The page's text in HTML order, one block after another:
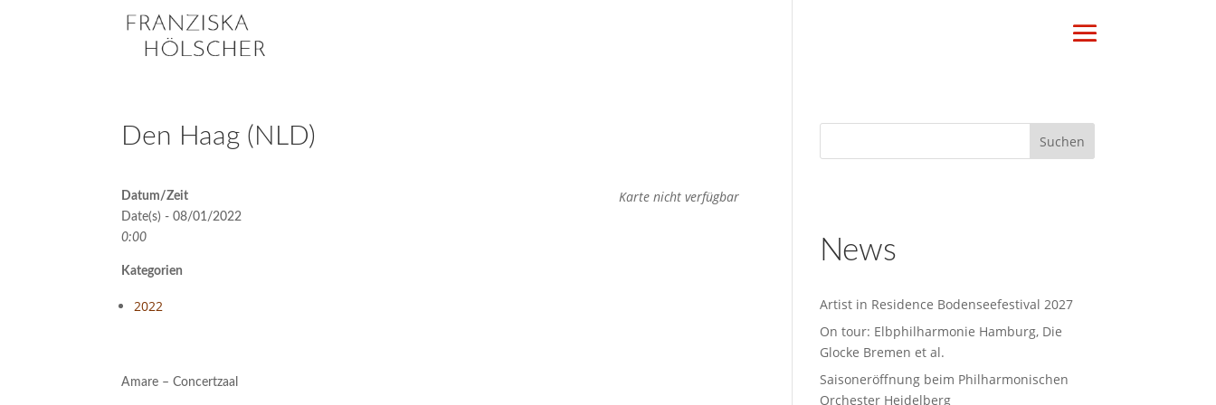
Den Haag (NLD)
Karte nicht verfügbar
Datum/Zeit
Date(s) - 08/01/2022
0:00
Kategorien
2022
Amare – Concertzaal
News
Artist in Residence Bodenseefestival 2027
On tour: Elbphilharmonie Hamburg, Die
Glocke Bremen et al.
Saisoneröffnung beim Philharmonischen
Orchester Heidelberg